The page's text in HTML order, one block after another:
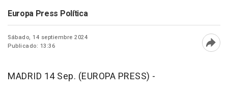
Europa Press Política
Sábado, 14 septiembre 2024
Publicado: 13:36
MADRID 14 Sep. (EUROPA PRESS) -